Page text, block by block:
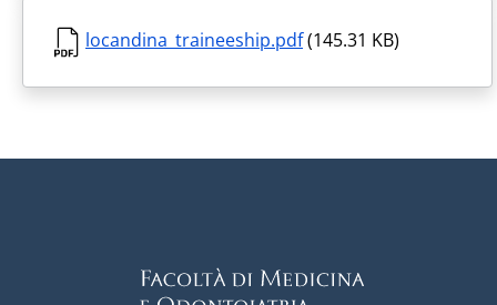
locandina_traineeship.pdf(145.31 KB)